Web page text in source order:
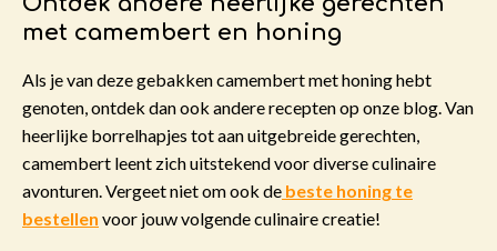
met camembert en honing
Als je van deze gebakken camembert met honing hebt
genoten, ontdek dan ook andere recepten op onze blog. Van
heerlijke borrelhapjes tot aan uitgebreide gerechten,
camembert leent zich uitstekend voor diverse culinaire
avonturen. Vergeet niet om ook de beste honing te
bestellen voor jouw volgende culinaire creatie!